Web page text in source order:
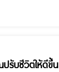
รับชีวิตให้ดีขึ้น